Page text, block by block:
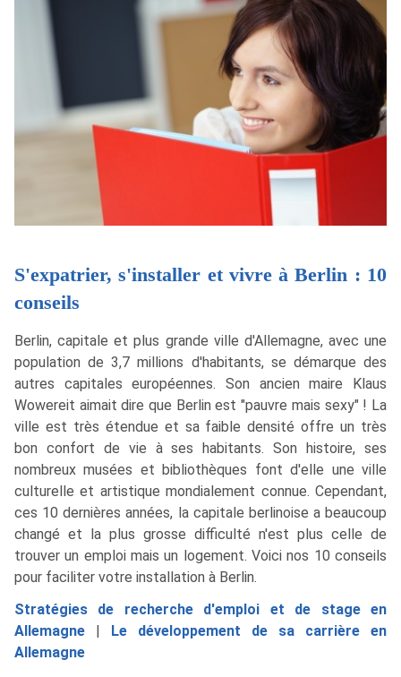
S'expatrier, s'installer et vivre à Berlin : 10
conseils
Berlin, capitale et plus grande ville d'Allemagne, avec une
population de 3,7 millions d'habitants, se démarque des
autres capitales européennes. Son ancien maire Klaus
Wowereit aimait dire que Berlin est "pauvre mais sexy" ! La
ville est très étendue et sa faible densité offre un très
bon confort de vie à ses habitants. Son histoire, ses
nombreux musées et bibliothèques font d'elle une ville
culturelle et artistique mondialement connue. Cependant,
ces 10 dernières années, la capitale berlinoise a beaucoup
changé et la plus grosse difficulté n'est plus celle de
trouver un emploi mais un logement. Voici nos 10 conseils
pour faciliter votre installation à Berlin.
Stratégies de recherche d'emploi et de stage en
Allemagne | Le développement de sa carrière en
Allemagne